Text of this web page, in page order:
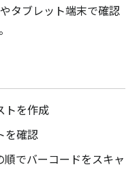
タブレット端末で確認
トを作成
を確認
でバーコードをスキャ